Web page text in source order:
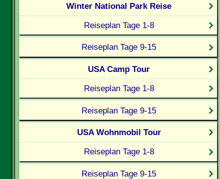
Winter National Park Reise
Reiseplan Tage 1-8
Reiseplan Tage 9-15
USA Camp Tour
Reiseplan Tage 1-8
Reiseplan Tage 9-15
USA Wohnmobil Tour
Reiseplan Tage 1-8
Reiseplan Tage 9-15